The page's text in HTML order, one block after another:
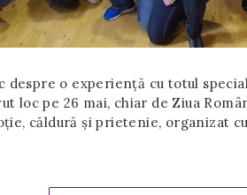
despre o experiență cu totul
loc pe 26 mai, chiar de Ziua
căldură și prietenie, organizat